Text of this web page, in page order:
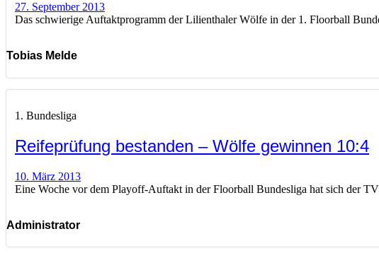
27. September 2013
Das schwierige Auftaktprogramm der Lilienthaler Wölfe in der 1. Floorball
Tobias Melde
1. Bundesliga
Reifeprüfung bestanden – Wölfe gewinnen 10:4
10. März 2013
Eine Woche vor dem Playoff-Auftakt in der Floorball Bundesliga hat sich der
Administrator